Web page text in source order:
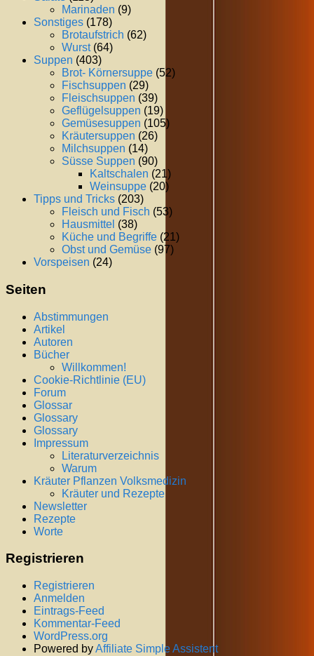
Marinaden (9)
Sonstiges (178)
Brotaufstrich (62)
Wurst(64)
Suppen (403)
Brot- Körnersuppe (52)
Fischsuppen (29)
Fleischsuppen (39)
Geflügelsuppen (19)
Gemüsesuppen (105)
Kräutersuppen (26)
Milchsuppen (14)
Süsse Suppen (90)
Kaltschalen (21)
Weinsuppe (20)
Tipps und Tricks (203)
Fleisch und Fisch (53)
Hausmittel (38)
Küche und Begriffe (21)
Obst und Gemüse (97)
Vorspeisen (24)
Seiten
Abstimmungen
Artikel
Autoren
Bücher
Willkommen!
Cookie-Richtlinie (EU)
Forum
Glossar
Glossary
Glossary
Impressum
Literaturverzeichnis
Warum
Kräuter Pflanzen Volksmedizin
Kräuter und Rezepte
Newsletter
Rezepte
Worte
Registrieren
Registrieren
Anmelden
Eintrags-Feed
Kommentar-Feed
WordPress.org
Powered byAffiliate Simple Assistent